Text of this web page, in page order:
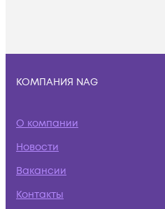
КОМПАНИЯ NAG
О компании
Новости
Вакансии
Контакты